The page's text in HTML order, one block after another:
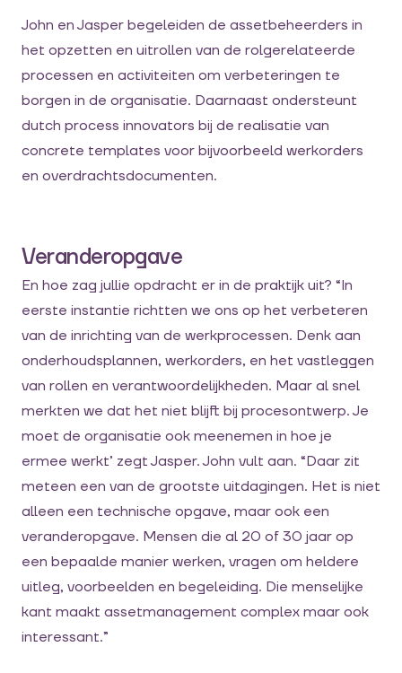
John en Jasper begeleiden de assetbeheerders in
het opzetten en uitrollen van de rolgerelateerde
processen en activiteiten om verbeteringen te
borgen in de organisatie. Daarnaast ondersteunt
dutch process innovators bij de realisatie van
concrete templates voor bijvoorbeeld werkorders
en overdrachtsdocumenten.
Veranderopgave
En hoe zag jullie opdracht er in de praktijk uit? “In
eerste instantie richtten we ons op het verbeteren
van de inrichting van de werkprocessen. Denk aan
onderhoudsplannen, werkorders, en het vastleggen
van rollen en verantwoordelijkheden. Maar al snel
merkten we dat het niet blijft bij procesontwerp. Je
moet de organisatie ook meenemen in hoe je
ermee werkt’ zegt Jasper. John vult aan. “Daar zit
meteen een van de grootste uitdagingen. Het is niet
alleen een technische opgave, maar ook een
veranderopgave. Mensen die al 20 of 30 jaar op
een bepaalde manier werken, vragen om heldere
uitleg, voorbeelden en begeleiding. Die menselijke
kant maakt assetmanagement complex maar ook
interessant.”